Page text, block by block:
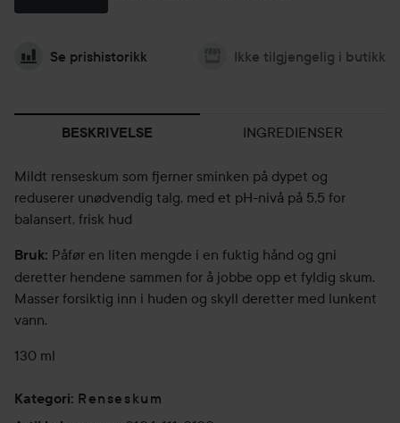
Se prishistorikk Ikke tilgjengelig i butikk
BESKRIVELSE INGREDIENSER
Mildt renseskum som fjerner sminken på dypet og
reduserer unødvendig talg, med et pH-nivå på 5,5 for
balansert, frisk hud
Bruk: Påfør en liten mengde i en fuktig hånd og gni
deretter hendene sammen for å jobbe opp et fyldig skum.
Masser forsiktig inn i huden og skyll deretter med lunkent
vann.
130 ml
Kategori: Renseskum